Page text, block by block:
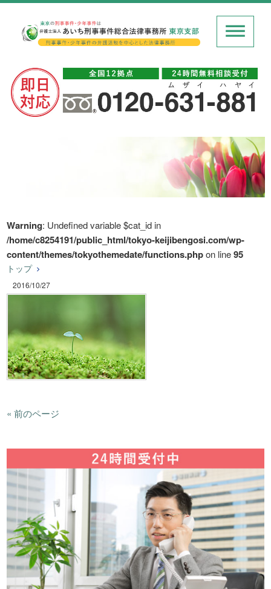
Warning: Undefined variable $cat_id in
/home/c8254191/public_html/tokyo-keijibengosi.com/wp-
content/themes/tokyothemedate/functions.phpon line95
トップ
2016/10/27
« 前のページ